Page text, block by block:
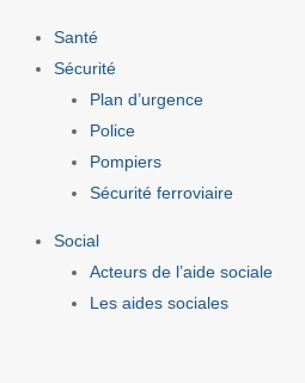
Santé
Sécurité
Plan d’urgence
Police
Pompiers
Sécurité ferroviaire
Social
Acteurs de l’aide sociale
Les aides sociales